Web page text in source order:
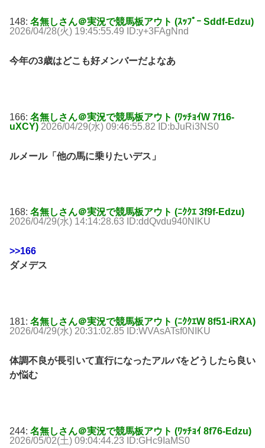
148: 名無しさん＠実況で競馬板アウト (ｽｯﾌﾟｰ Sddf-Edzu)
2026/04/28(火) 19:45:55.49 ID:y+3FAgNnd
今年の3歳はどこも好メンバーだよなあ
166: 名無しさん＠実況で競馬板アウト (ﾜｯﾁｮｲW 7f16-
uXCY) 2026/04/29(水) 09:46:55.82 ID:bJuRi3NS0
ルメール「他の馬に乗りたいデス」
168: 名無しさん＠実況で競馬板アウト (ﾆｸｸｴ 3f9f-Edzu)
2026/04/29(水) 14:14:28.63 ID:ddQvdu940NIKU
>>166
ダメデス
181: 名無しさん＠実況で競馬板アウト (ﾆｸｸｴW 8f51-iRXA)
2026/04/29(水) 20:31:02.85 ID:WVAsATsf0NIKU
体調不良が長引いて直行になったアルバをどうしたら良い
か悩む
244: 名無しさん＠実況で競馬板アウト (ﾜｯﾁｮｲ 8f76-Edzu)
2026/05/02(土) 09:04:44.23 ID:GHc9IaMS0